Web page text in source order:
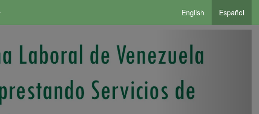
English Español